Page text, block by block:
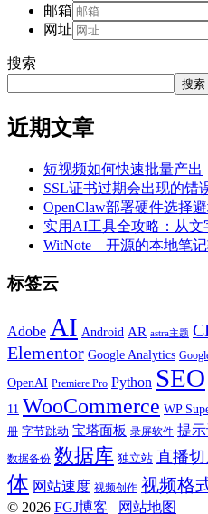
邮箱
网址
搜索
搜索
近期文章
短视频如何快速批量产出
SSL证书过期会出现的错
OpenClaw部署硬件选择
实用AI工具全攻略：从
WitNote – 开源的本地笔
标签云
Adobe AI Android AR astra主题
Elementor Google Analytics
OpenAI Premiere Pro Python SEO
11 WooCommerce WP
册 字节跳动 宝塔面板 录屏软件 提示
数据备份 数据库 独立站 直播
体 网站速度 视频创作 视频格
© 2026 FGJ博客 网站地图